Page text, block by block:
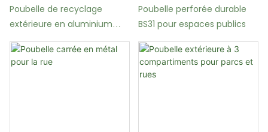
pour espace public
moderne
Poubelle de recyclage
extérieure en aluminium
BS32 pour espaces publics
parcs publics
Poubelle perforée durable
BS31 pour espaces publics